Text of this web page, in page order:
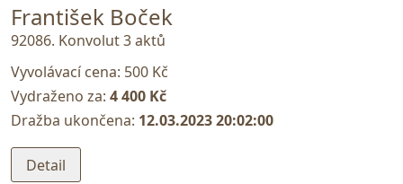
František Boček
92086. Konvolut 3 aktů
Vyvolávací cena: 500 Kč
Vydraženo za: 4 400 Kč
Dražba ukončena: 12.03.2023 20:02:00
Detail